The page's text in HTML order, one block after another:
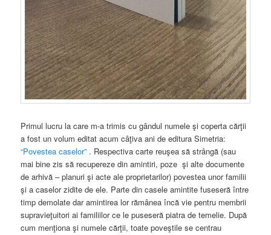
Primul lucru la care m-a trimis cu gândul numele şi coperta cărţii
a fost un volum editat acum câţiva ani de editura Simetria:
“Povestea caselor” . Respectiva carte reuşea să strângă (sau
mai bine zis să recupereze din amintiri, poze şi alte documente
de arhivă – planuri şi acte ale proprietarilor) povestea unor familii
şi a caselor zidite de ele. Parte din casele amintite fuseseră între
timp demolate dar amintirea lor rămânea încă vie pentru membrii
supravieţuitori ai familiilor ce le puseseră piatra de temelie. După
cum menţiona şi numele cărţii, toate poveştile se centrau